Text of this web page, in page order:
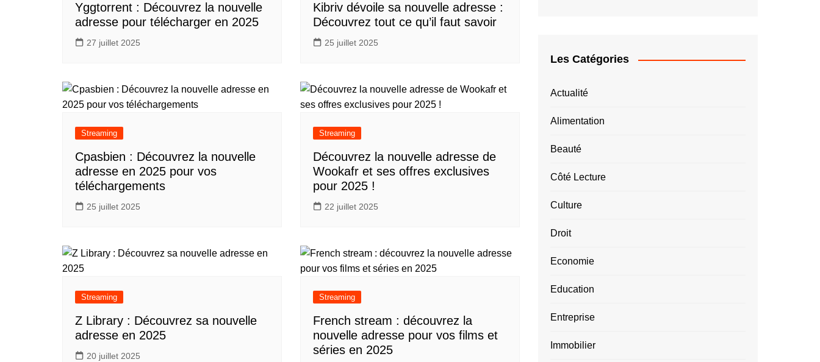
Yggtorrent : Découvrez la nouvelle
adresse pour télécharger en 2025
27 juillet 2025
Kibriv dévoile sa nouvelle adresse :
Découvrez tout ce qu’il faut savoir
25 juillet 2025
Streaming
Cpasbien : Découvrez la nouvelle
adresse en 2025 pour vos
téléchargements
25 juillet 2025
Streaming
Découvrez la nouvelle adresse de
Wookafr et ses offres exclusives
pour 2025 !
22 juillet 2025
Streaming
Z Library : Découvrez sa nouvelle
adresse en 2025
20 juillet 2025
Streaming
French stream : découvrez la
nouvelle adresse pour vos films et
séries en 2025
Les Catégories
Actualité
Alimentation
Beauté
Côté Lecture
Culture
Droit
Economie
Education
Entreprise
Immobilier